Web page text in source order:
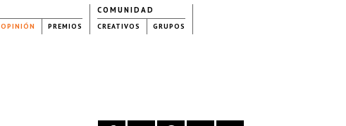
OPINIÓN PREMIOS
COMUNIDAD
CREATIVOS GRUPOS